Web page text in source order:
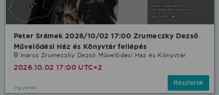
Peter Srámek 2026/10/02 17:00 Zrumeczky Dezső
Művelődési Ház és Könyvtár fellépés
Inárcs Zrumeczky Dezső Művelődési Ház és Könyvtár
2026.10.02 17:00 UTC+2
Ingyenes
Részletek